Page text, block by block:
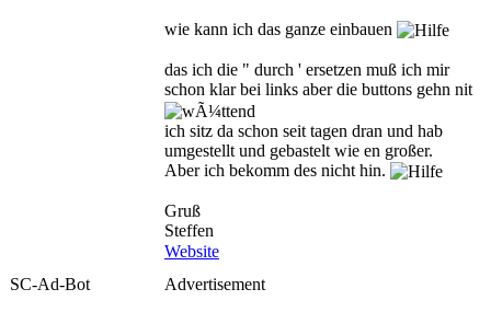
wie kann ich das ganze einbauen
das ich die " durch ' ersetzen muß ich mir
schon klar bei links aber die buttons gehn nit
ich sitz da schon seit tagen dran und hab
umgestellt und gebastelt wie en großer.
Aber ich bekomm des nicht hin.
Gruß
Steffen
Website
SC-Ad-Bot
Advertisement